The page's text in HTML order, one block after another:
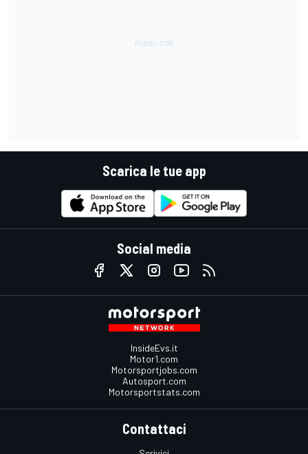
Scarica le tue app
Social media
InsideEvs.it
Motor1.com
Motorsportjobs.com
Autosport.com
Motorsportstats.com
Contattaci